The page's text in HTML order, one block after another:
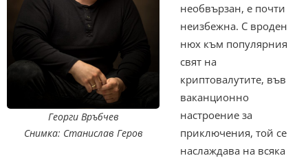
Георги Връбчев
Снимка: Станислав Геров
необвързан, е почти
неизбежна. С вроден
нюх към популярния
свят на
криптовалутите, във
ваканционно
настроение за
приключения, той се
наслаждава на всяка